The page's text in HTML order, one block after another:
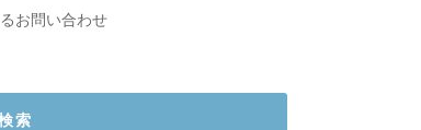
お問い合わせ
索